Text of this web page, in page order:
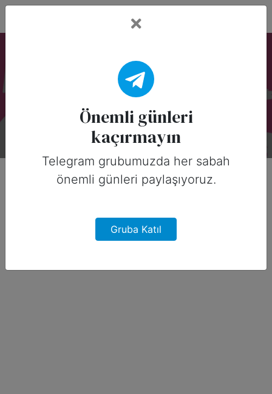
Önemli Günler: Film
Bu koleksiyonda 1 özel gün var.
Önemli günleri
kaçırmayın
Telegram grubumuzda her sabah
önemli günleri paylaşıyoruz.
Gruba Katıl